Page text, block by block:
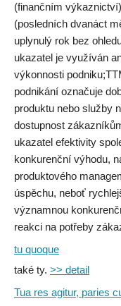
(finančním
(posledních dvanáct
uplynulý rok bez
ukazatel je využíván
výkonnosti
podnikání označuje
produktu nebo služby
dostupnost
ukazatel efektivity
konkurenční výhodu,
produktového
úspěchu, neboť
významnou
reakci na potřeby
tu quoque
také ty. >> detail
Tua res agitur, paries